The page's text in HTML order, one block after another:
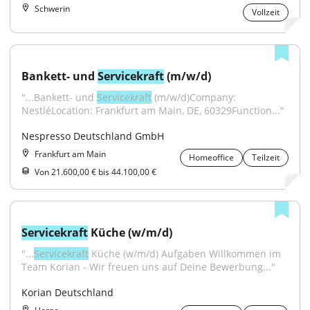
Schwerin Vollzeit
Bankett- und Servicekraft (m/w/d)
"...Bankett- und Servicekraft (m/w/d)Company:
NestléLocation: Frankfurt am Main, DE, 60329Function..."
Nespresso Deutschland GmbH
Frankfurt am Main Homeoffice
Teilzeit
Von 21.600,00 € bis 44.100,00 €
Servicekraft Küche (w/m/d)
"...Servicekraft Küche (w/m/d) Aufgaben Willkommen im
Team Korian - Wir freuen uns auf Deine Bewerbung..."
Korian Deutschland